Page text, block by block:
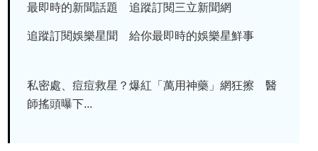
最即時的新聞話題 追蹤訂閱三立新聞網
追蹤訂閱娛樂星聞 給你最即時的娛樂星鮮事
私密處、痘痘救星？爆紅「萬用神藥」網狂擦 醫
師搖頭曝下...